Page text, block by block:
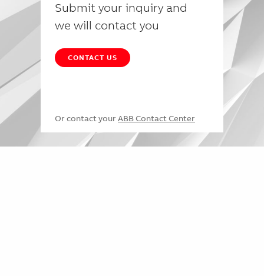
Submit your inquiry and
we will contact you
CONTACT US
Or contact your ABB Contact Center